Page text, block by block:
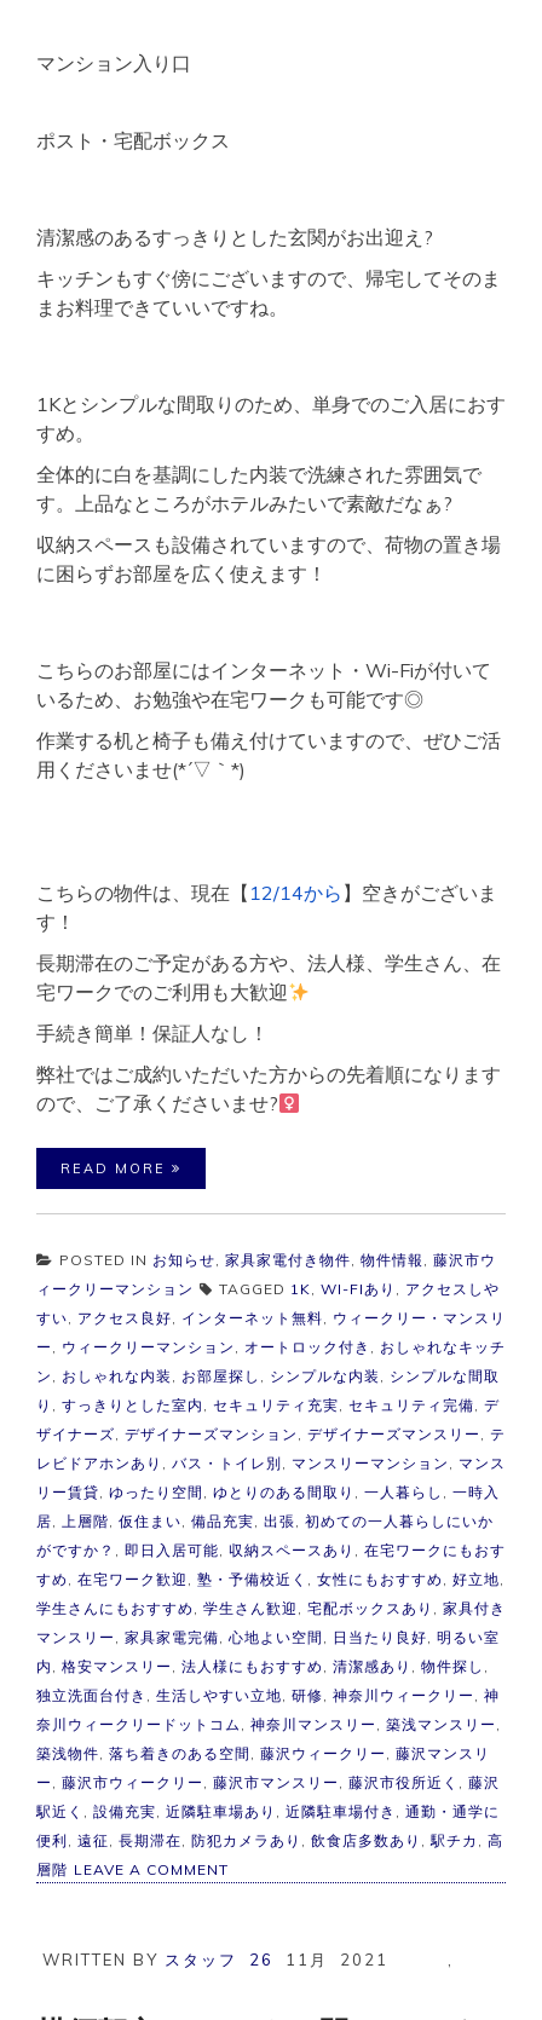
マンション入り口
ポスト・宅配ボックス
清潔感のあるすっきりとした玄関がお出迎え?
キッチンもすぐ傍にございますので、帰宅してそのま
まお料理できていいですね。
1Kとシンプルな間取りのため、単身でのご入居におす
すめ。
全体的に白を基調にした内装で洗練された雰囲気で
す。上品なところがホテルみたいで素敵だなぁ?
収納スペースも設備されていますので、荷物の置き場
に困らずお部屋を広く使えます！
こちらのお部屋にはインターネット・Wi-Fiが付いて
いるため、お勉強や在宅ワークも可能です◎
作業する机と椅子も備え付けていますので、ぜひご活
用くださいませ(*´▽｀*)
こちらの物件は、現在【 12/14から 】空きがございま
す！
長期滞在のご予定がある方や、法人様、学生さん、在
宅ワークでのご利用も大歓迎
手続き簡単！保証人なし！
弊社ではご成約いただいた方からの先着順になります
ので、ご了承くださいませ?‍
READ MORE
POSTED IN お知らせ, 家具家電付き物件, 物件情報 , 藤沢市ウ
ィークリーマンション
TAGGED 1K, WI-FIあり , アクセスしや
すい, アクセス良好, インターネット無料, ウィークリー・マンスリ
ー , ウィークリーマンション , オートロック付き , おしゃれなキッチ
ン , おしゃれな内装 , お部屋探し , シンプルな内装 , シンプルな間取
り , すっきりとした室内 , セキュリティ充実, セキュリティ完備, デ
ザイナーズ, デザイナーズマンション , デザイナーズマンスリー , テ
レビドアホンあり , バス・トイレ別 , マンスリーマンション , マンス
リー賃貸, ゆったり空間 , ゆとりのある間取り , 一人暮らし , 一時入
居, 上層階, 仮住まい, 備品充実, 出張, 初めての一人暮らしにいか
がですか？ , 即日入居可能, 収納スペースあり , 在宅ワークにもおす
すめ , 在宅ワーク歓迎 , 塾・予備校近く , 女性にもおすすめ , 好立地,
学生さんにもおすすめ , 学生さん歓迎 , 宅配ボックスあり , 家具付き
マンスリー , 家具家電完備, 心地よい空間 , 日当たり良好, 明るい室
内 , 格安マンスリー , 法人様にもおすすめ , 清潔感あり , 物件探し ,
独立洗面台付き , 生活しやすい立地, 研修, 神奈川ウィークリー , 神
奈川ウィークリードットコム , 神奈川マンスリー , 築浅マンスリー ,
築浅物件, 落ち着きのある空間 , 藤沢ウィークリー , 藤沢マンスリ
ー , 藤沢市ウィークリー , 藤沢市マンスリー , 藤沢市役所近く , 藤沢
駅近く , 設備充実, 近隣駐車場あり , 近隣駐車場付き , 通勤・通学に
便利 , 遠征, 長期滞在, 防犯カメラあり , 飲食店多数あり ,駅チカ , 高
層階 LEAVE A COMMENT
【築
WRITTEN BY スタッフ 26 11月 ,
2021